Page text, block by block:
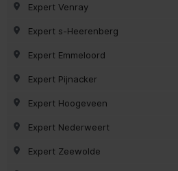
Expert Venray
Expert s-Heerenberg
Expert Emmeloord
Expert Pijnacker
Expert Hoogeveen
Expert Nederweert
Expert Zeewolde